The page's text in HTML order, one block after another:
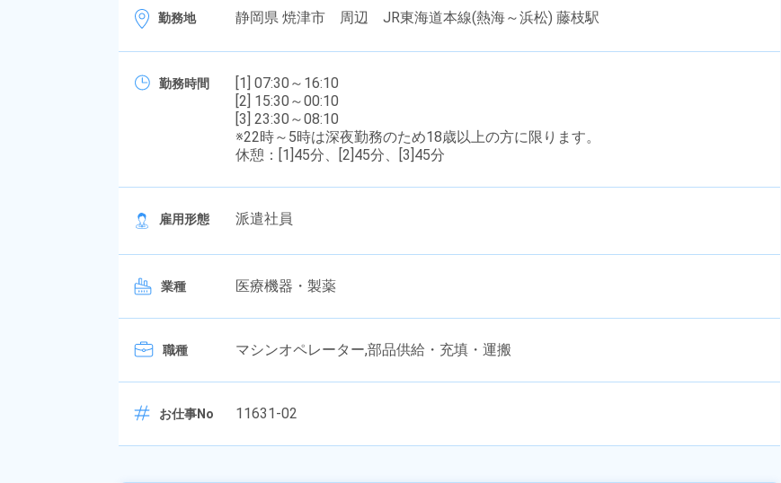
勤務地 静岡県 焼津市 周辺 JR東海道本線(熱海～浜松) 藤枝駅
勤務時間
[1] 07:30～16:10
[2] 15:30～00:10
[3] 23:30～08:10
※22時～5時は深夜勤務のため18歳以上の方に限ります。
休憩：[1]45分、[2]45分、[3]45分
雇用形態 派遣社員
業種 医療機器・製薬
職種 マシンオペレーター,部品供給・充填・運搬
お仕事No 11631-02